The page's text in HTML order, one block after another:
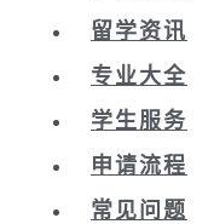
留学资讯
专业大全
学生服务
申请流程
常见问题